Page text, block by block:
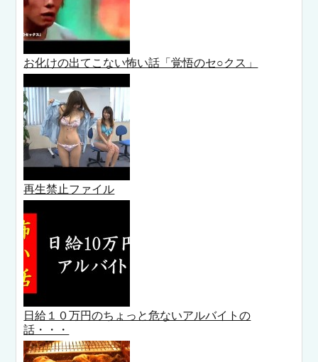
お化けの出てこない怖い話「覚悟のセ○クス」
再生禁止ファイル
日給１０万円のちょっと危ないアルバイトの
話・・・